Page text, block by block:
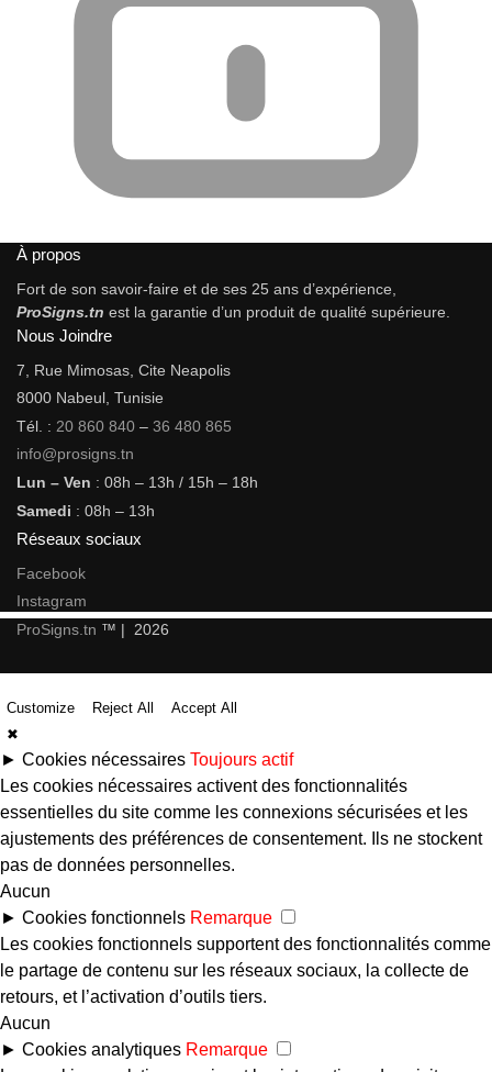
À propos
Fort de son savoir-faire et de ses 25 ans d’expérience,
ProSigns.tn est la garantie d’un produit de qualité supérieure.
Nous Joindre
7, Rue Mimosas, Cite Neapolis
8000 Nabeul, Tunisie
Tél. : 20 860 840 – 36 480 865
info@prosigns.tn
Lun – Ven : 08h – 13h / 15h – 18h
Samedi : 08h – 13h
Réseaux sociaux
Facebook
Instagram
ProSigns.tn ™ | 2026
Customize Reject All
Accept All
✖
► Cookies nécessaires Toujours actif
Les cookies nécessaires activent des fonctionnalités
essentielles du site comme les connexions sécurisées et les
ajustements des préférences de consentement. Ils ne stockent
pas de données personnelles.
Aucun
► Cookies fonctionnels Remarque
Les cookies fonctionnels supportent des fonctionnalités comme
le partage de contenu sur les réseaux sociaux, la collecte de
retours, et l’activation d’outils tiers.
Aucun
► Cookies analytiques Remarque